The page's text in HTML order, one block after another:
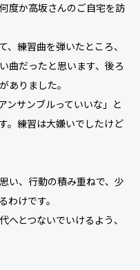
度か高坂さんのご自宅を訪
、練習曲を弾いたところ、
曲だったと思います、後ろ
ありました。
ンサンブルっていいな」と
。練習は大嫌いでしたけど
い、行動の積み重ねで、少
わけです。
へとつないでいけるよう、